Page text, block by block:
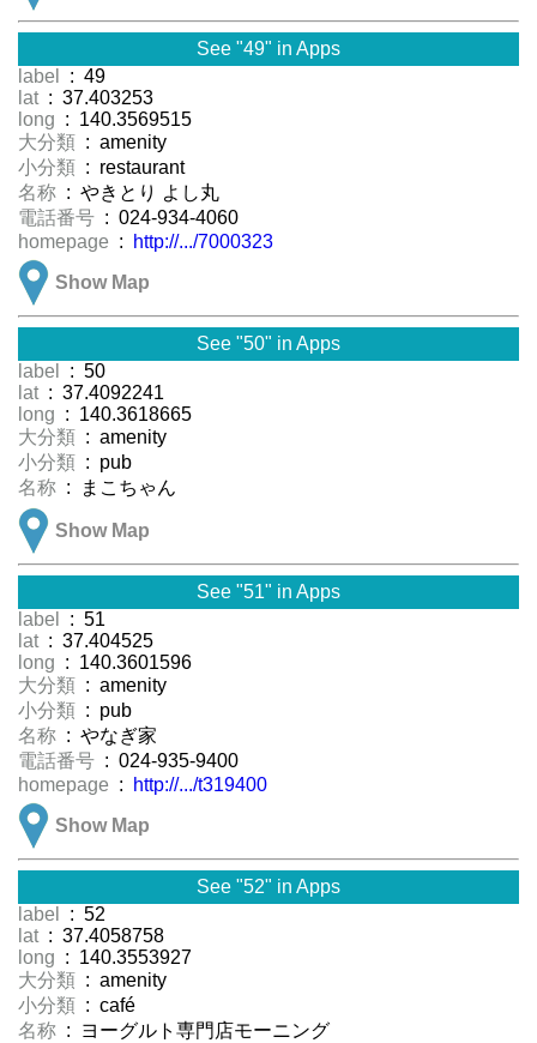
See "49" in Apps
label
: 49
lat : 37.403253
long : 140.3569515
大分類 : amenity
小分類 : restaurant
名称 : やきとり よし丸
電話番号 : 024-934-4060
homepage :
http://.../7000323
Show Map
See "50" in Apps
label
: 50
lat : 37.4092241
long : 140.3618665
大分類 : amenity
小分類 : pub
名称 : まこちゃん
Show Map
See "51" in Apps
label
: 51
lat : 37.404525
long : 140.3601596
大分類 : amenity
小分類 : pub
名称 : やなぎ家
電話番号 : 024-935-9400
homepage :
http://.../t319400
Show Map
See "52" in Apps
label
: 52
lat : 37.4058758
long : 140.3553927
大分類 : amenity
小分類 : café
名称 : ヨーグルト専門店モーニング